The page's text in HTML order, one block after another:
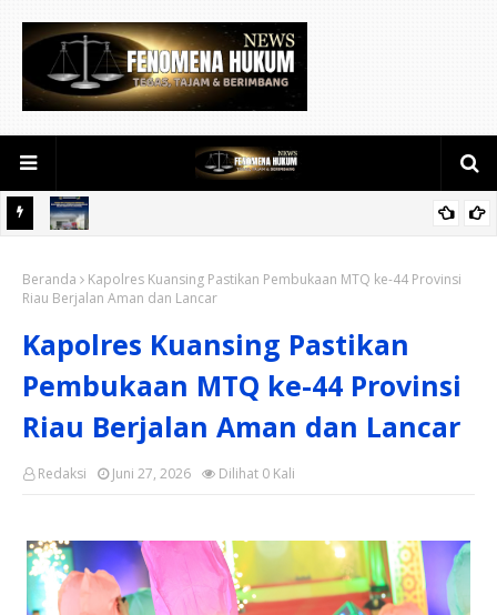
36 Warga Binaan Secara Objektif dan Akuntabel
Beranda
Kapolres Kuansing Pastikan Pembukaan MTQ ke-44 Provinsi
Riau Berjalan Aman dan Lancar
Kapolres Kuansing Pastikan
Pembukaan MTQ ke-44 Provinsi
Riau Berjalan Aman dan Lancar
Redaksi Dilihat 0 Kali
Juni 27, 2026